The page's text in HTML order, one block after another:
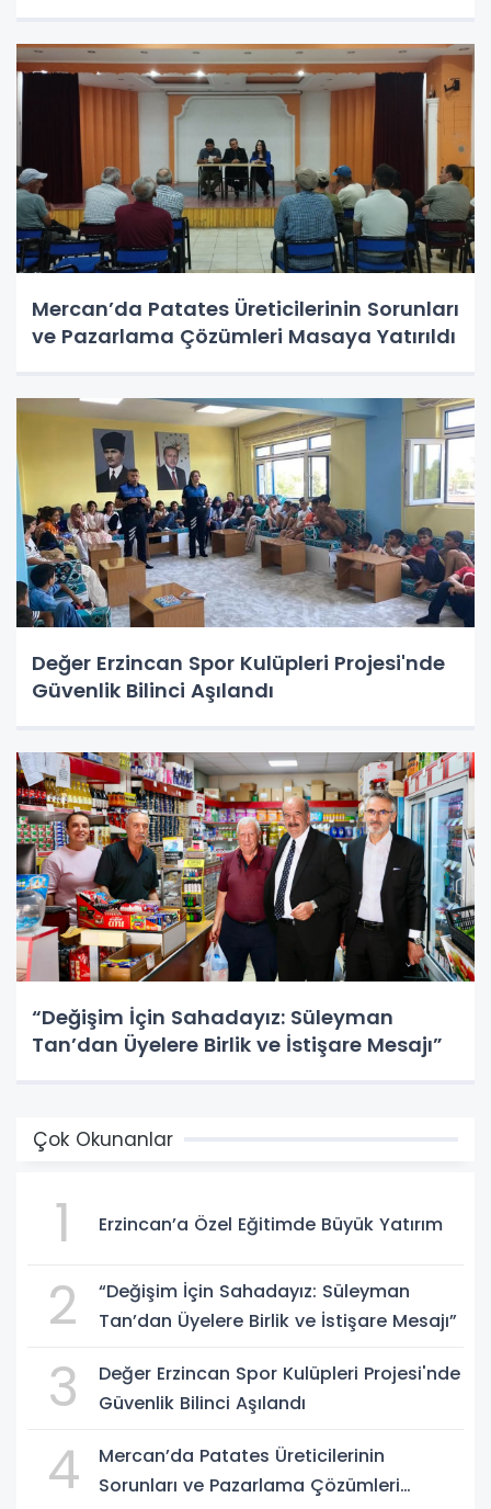
Mercan’da Patates Üreticilerinin Sorunları
ve Pazarlama Çözümleri Masaya Yatırıldı
Değer Erzincan Spor Kulüpleri Projesi'nde
Güvenlik Bilinci Aşılandı
“Değişim İçin Sahadayız: Süleyman
Tan’dan Üyelere Birlik ve İstişare Mesajı”
Çok Okunanlar
1 Erzincan’a Özel Eğitimde Büyük Yatırım
2
“Değişim İçin Sahadayız: Süleyman
Tan’dan Üyelere Birlik ve İstişare Mesajı”
3
Değer Erzincan Spor Kulüpleri Projesi'nde
Güvenlik Bilinci Aşılandı
4
Mercan’da Patates Üreticilerinin
Sorunları ve Pazarlama Çözümleri